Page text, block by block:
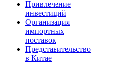
Привлечение
инвестиций
Организация
импортных
поставок
Представительство
в Китае